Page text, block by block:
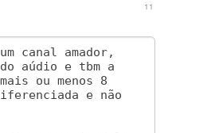
11